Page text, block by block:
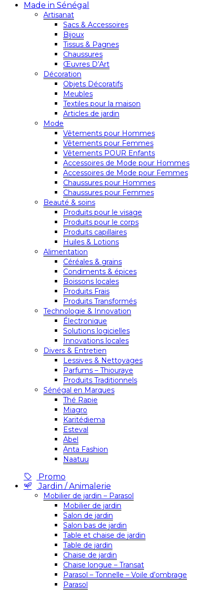
Made in Sénégal
Artisanat
Sacs & Accessoires
Bijoux
Tissus & Pagnes
Chaussures
Œuvres D’Art
Décoration
Objets Décoratifs
Meubles
Textiles pour la maison
Articles de jardin
Mode
Vêtements pour Hommes
Vêtements pour Femmes
Vêtements POUR Enfants
Accessoires de Mode pour Hommes
Accessoires de Mode pour Femmes
Chaussures pour Hommes
Chaussures pour Femmes
Beauté & soins
Produits pour le visage
Produits pour le corps
Produits capillaires
Huiles & Lotions
Alimentation
Céréales & grains
Condiments & épices
Boissons locales
Produits Frais
Produits Transformés
Technologie & Innovation
Électronique
Solutions logicielles
Innovations locales
Divers & Entretien
Lessives & Nettoyages
Parfums – Thiouraye
Produits Traditionnels
Sénégal en Marques
Thé Rapie
Miagro
Karitédiema
Esteval
Abel
Anta Fashion
Naatuu
Promo
Jardin / Animalerie
Mobilier de jardin – Parasol
Mobilier de jardin
Salon de jardin
Salon bas de jardin
Table et chaise de jardin
Table de jardin
Chaise de jardin
Chaise longue – Transat
Parasol – Tonnelle – Voile d’ombrage
Parasol